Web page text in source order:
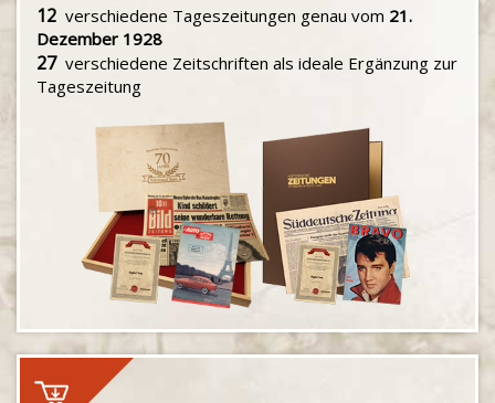
12 verschiedene Tageszeitungen genau vom 21.
Dezember 1928
27verschiedene Zeitschriften als ideale Ergänzung zur
Tageszeitung